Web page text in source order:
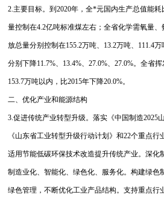
2.主要目标。到2020年，全*元国内生产总值能耗
量控制在4.2亿吨标准煤左右；全省化学需氧量
放总量分别控制在155.2万吨、13.2万吨、111.4
分别下降11.7%、13.4%、27.0%、27.0%。全省
153.7万吨以内，比2015年下降20.0%。
二、优化产业和能源结构
3.促进传统产业转型升级。落实《中国制造2025
《山东省工业转型升级行动计划》和22个重点
适用节能低碳环保技术改造提升传统产业。深化
制造业化、智能化、绿色化、服务化。构建绿色
绿色管理，不断优化工业产品结构。支持重点行